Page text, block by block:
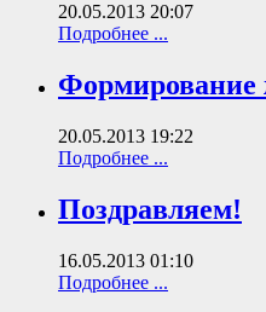
20.05.2013 20:07
Подробнее ...
Формирование
20.05.2013 19:22
Подробнее ...
Поздравляем!
16.05.2013 01:10
Подробнее ...